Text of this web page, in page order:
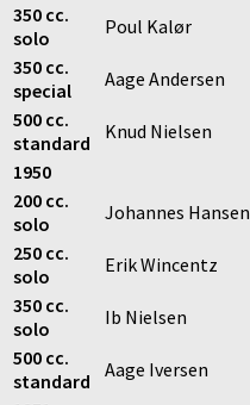
350 cc.
solo
Poul Kalør
350 cc.
special
Aage Andersen
500 cc.
standard
Knud Nielsen
1950
200 cc.
solo
Johannes Hansen
250 cc.
solo
Erik Wincentz
350 cc.
solo
Ib Nielsen
500 cc.
standard
Aage Iversen